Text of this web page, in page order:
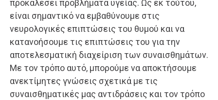
προκαλέσει προβλήματα υγείας. Ως εκ τούτου,
είναι σημαντικό να εμβαθύνουμε στις
νευρολογικές επιπτώσεις του θυμού και να
κατανοήσουμε τις επιπτώσεις του για την
αποτελεσματική διαχείριση των συναισθημάτων.
Με τον τρόπο αυτό, μπορούμε να αποκτήσουμε
ανεκτίμητες γνώσεις σχετικά με τις
συναισθηματικές μας αντιδράσεις και τον τρόπο